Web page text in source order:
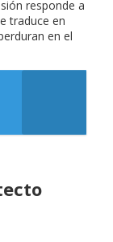
responde a
traduce en
en el